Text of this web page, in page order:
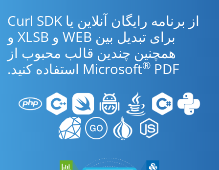
از برنامه رایگان آنلاین یا Curl SDK
برای تبدیل بین WEB و XLSB و
همچنین چندین قالب محبوب از
Microsoft® PDF استفاده کنید.